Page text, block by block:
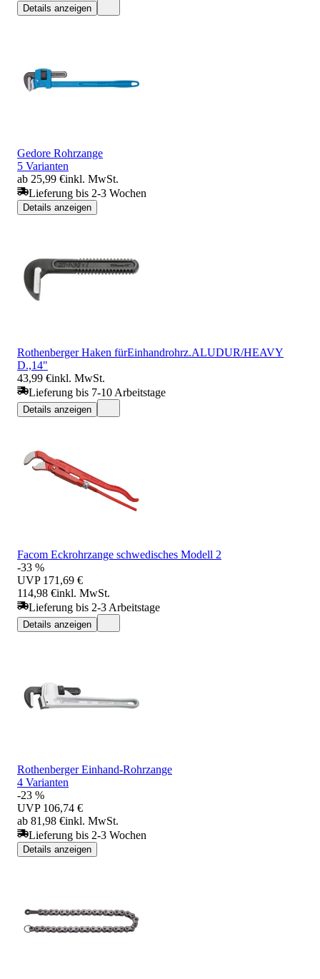
Details anzeigen
Gedore Rohrzange
5 Varianten
ab 25,99 €inkl. MwSt.
Lieferung bis 2-3 Wochen
Details anzeigen
Rothenberger Haken fürEinhandrohrz.ALUDUR/HEAVY
D.,14"
43,99 €inkl. MwSt.
Lieferung bis 7-10 Arbeitstage
Details anzeigen
Facom Eckrohrzange schwedisches Modell 2
-33 %
UVP 171,69 €
114,98 €inkl. MwSt.
Lieferung bis 2-3 Arbeitstage
Details anzeigen
Rothenberger Einhand-Rohrzange
4 Varianten
-23 %
UVP 106,74 €
ab 81,98 €inkl. MwSt.
Lieferung bis 2-3 Wochen
Details anzeigen